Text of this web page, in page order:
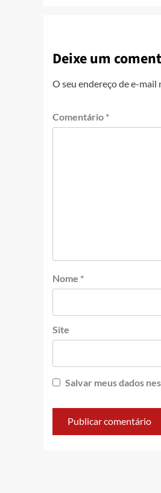
Deixe um
O seu endereço de e-mail
Comentário *
Nome *
Site
Salvar meus dados